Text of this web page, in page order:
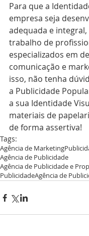
Para que a
empresa seja
adequada e
trabalho de
especializados em
comunicação e
isso, não tenha
a Publicidade
a sua Identidade
materiais de
de forma assertiva!
Tags:
Agência de Marketing
Agência de Publicidade
Agência de Publicidade e
PublicidadeAgência de